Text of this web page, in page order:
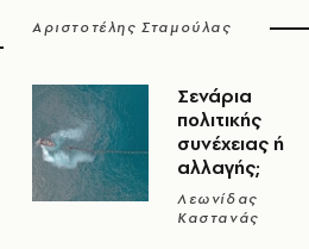
Αριστοτέλης Σταμούλας
Σενάρια
πολιτικής
συνέχειας ή
αλλαγής;
Λεωνίδας
Καστανάς